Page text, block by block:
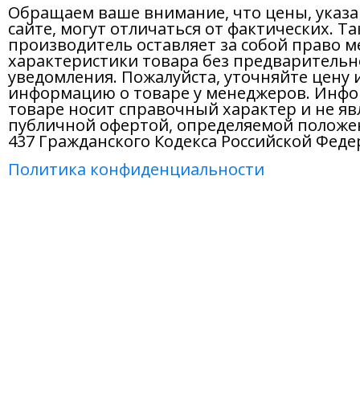
Обращаем ваше внимание, что цены,
сайте, могут отличаться от фактических.
производитель оставляет за собой право
характеристики товара без
уведомления. Пожалуйста, уточняйте цену
информацию о товаре у менеджеров.
товаре носит справочный характер и не
публичной офертой, определяемой
437 Гражданского Кодекса Российской
Политика конфиденциальности